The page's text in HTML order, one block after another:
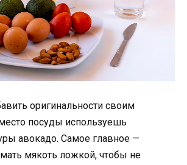
оригинальности своим
посуды используешь
авокадо. Самое главное —
мякоть ложкой, чтобы не